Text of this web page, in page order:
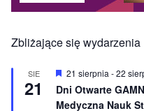
Zbliżające się wydarzenia
SIE
21
W
r
ó
21 sierpnia -22
Dni Otwarte
Medyczna Nauk